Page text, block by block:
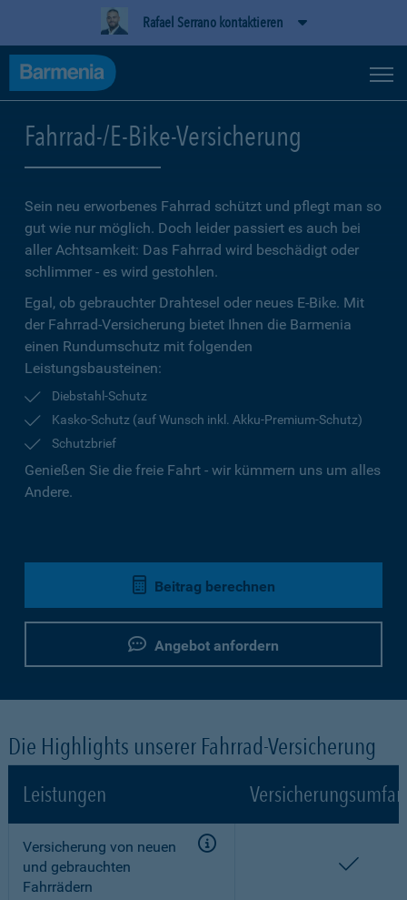
Rafael Serrano kontaktieren
Fahrrad-/E-Bike-Versicherung
Sein neu erworbenes Fahrrad schützt und pflegt man so
gut wie nur möglich. Doch leider passiert es auch bei
aller Achtsamkeit: Das Fahrrad wird beschädigt oder
schlimmer - es wird gestohlen.
Egal, ob gebrauchter Drahtesel oder neues E-Bike. Mit
der Fahrrad-Versicherung bietet Ihnen die Barmenia
einen Rundumschutz mit folgenden
Leistungsbausteinen:
Diebstahl-Schutz
Kasko-Schutz (auf Wunsch inkl. Akku-Premium-Schutz)
Schutzbrief
Genießen Sie die freie Fahrt - wir kümmern uns um alles
Andere.
Beitrag berechnen
Angebot anfordern
Die Highlights unserer Fahrrad-Versicherung
Leistungen
Versicherung von neuen
und gebrauchten
Fahrrädern